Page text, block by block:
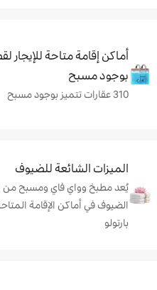
أماكن إقامة متاحة للإيجار
بوجود مسبح
310 عقارات تتميز بوجود مسبح
الميزات الشائعة للضيوف
يُعد مطبخ وواي فاي ومسبح من
الضيوف في أماكن الإقامة
بارتولو